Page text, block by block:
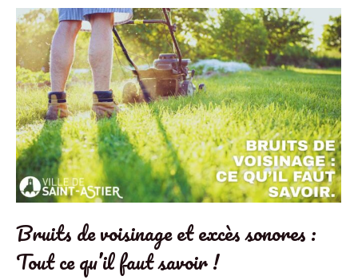
Bruits de voisinage et excès sonores :
Tout ce qu’il faut savoir !